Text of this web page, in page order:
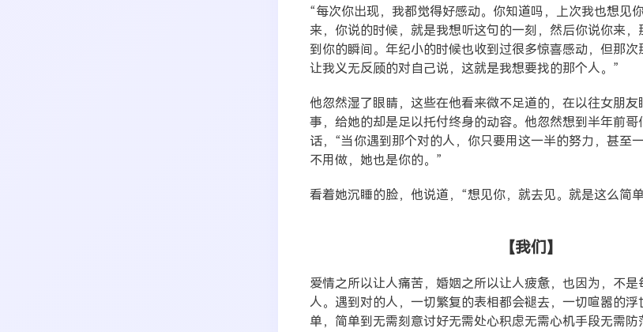
“每次你出现，我都觉得好感动。你知道吗，上次我也想见
来，你说的时候，就是我想听这句的一刻，然后你说你来，
到你的瞬间。年纪小的时候也收到过很多惊喜感动，但那次
让我义无反顾的对自己说，这就是我想要找的那个人。”
他忽然湿了眼睛，这些在他看来微不足道的，在以往女朋友
事，给她的却是足以托付终身的动容。他忽然想到半年前哥
话，“当你遇到那个对的人，你只要用这一半的努力，甚至
不用做，她也是你的。”
看着她沉睡的脸，他说道，“想见你，就去见。就是这么简
【我们】
爱情之所以让人痛苦，婚姻之所以让人疲惫，也因为，不是
人。遇到对的人，一切繁复的表相都会褪去，一切喧嚣的浮
单，简单到无需刻意讨好无需处心积虑无需心机手段无需防